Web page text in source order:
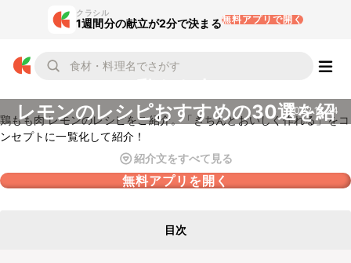
クラシル
1週間分の献立が2分で決まる無料アプリで開く
レモンのレシピおすすめの30選を紹
2022.11.24
鶏もも肉 レモンのレシピをご紹介。「きちんとおいしく作れる」をコ
ンセプトに一覧化して紹介！
紹介文をすべて見る
無料アプリを開く
目次